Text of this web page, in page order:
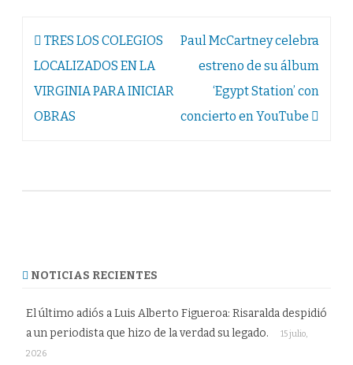
Navegación
de
entradas
TRES LOS COLEGIOS
LOCALIZADOS EN LA
VIRGINIA PARA INICIAR
OBRAS
Paul McCartney celebra
estreno de su álbum
‘Egypt Station’ con
concierto en YouTube
NOTICIAS RECIENTES
El último adiós a Luis Alberto Figueroa: Risaralda despidió
a un periodista que hizo de la verdad su legado.
15 julio,
2026